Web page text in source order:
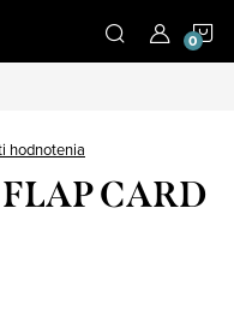
hodnotenia
CARD